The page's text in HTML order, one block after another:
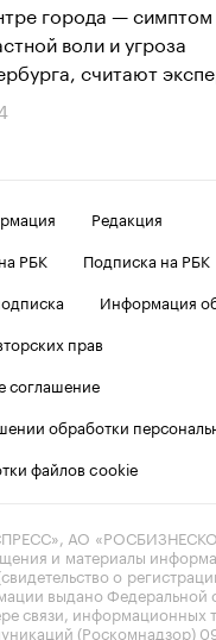
города — симптом
воли и угроза
считают
Редакция
РБК
Подписка на РБК
Информация
прав
соглашение
обработки
файлов cookie
АО
и материалы
о
выдано Федеральной
связи, информационных
(Роскомнадзор)